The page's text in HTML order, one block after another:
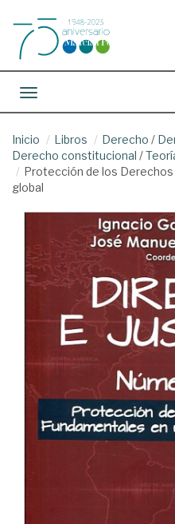
Toggle navigation
Inicio Libros Derecho /
Derecho constitucional /
Protección de los
global